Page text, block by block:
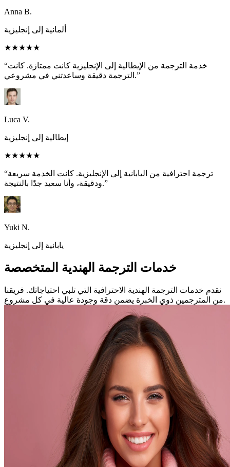
Anna B.
ألمانية إلى إنجليزية
★★★★★
“خدمة الترجمة من الإيطالية إلى الإنجليزية كانت ممتازة. كانت
الترجمة دقيقة وساعدتني في مشروعي.”
Luca V.
إيطالية إلى إنجليزية
★★★★★
“ترجمة احترافية من اليابانية إلى الإنجليزية. كانت الخدمة سريعة
ودقيقة، وأنا سعيد جدًا بالنتيجة.”
Yuki N.
يابانية إلى إنجليزية
خدمات الترجمة الهندية المتخصصة
نقدم خدمات الترجمة الهندية الاحترافية التي تلبي احتياجاتك. فريقنا
من المترجمين ذوي الخبرة يضمن دقة وجودة عالية في كل مشروع.